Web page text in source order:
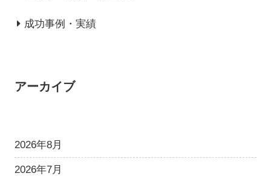
成功事例・実績
アーカイブ
2026年8月
2026年7月